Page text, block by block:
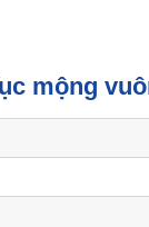
mộng